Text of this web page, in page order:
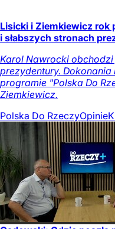
Lisicki i Ziemkiewicz rok
i słabszych stronach
Karol Nawrocki
prezydentury.
programie "Polska Do
Ziemkiewicz.
Polska Do RzeczyOpinie